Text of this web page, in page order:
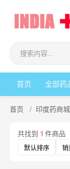
首页 全部药
首页 / 印度药商城
共找到 1 件商品
默认排序 销